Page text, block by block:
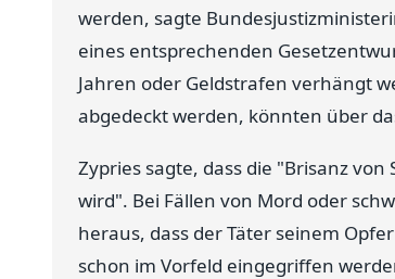
werden, sagte
eines entsprechenden
Jahren oder Geldstrafen verhängt
abgedeckt werden, könnten über
Zypries sagte, dass die "Brisanz
wird". Bei Fällen von Mord oder
heraus, dass der Täter seinem
schon im Vorfeld eingegriffen